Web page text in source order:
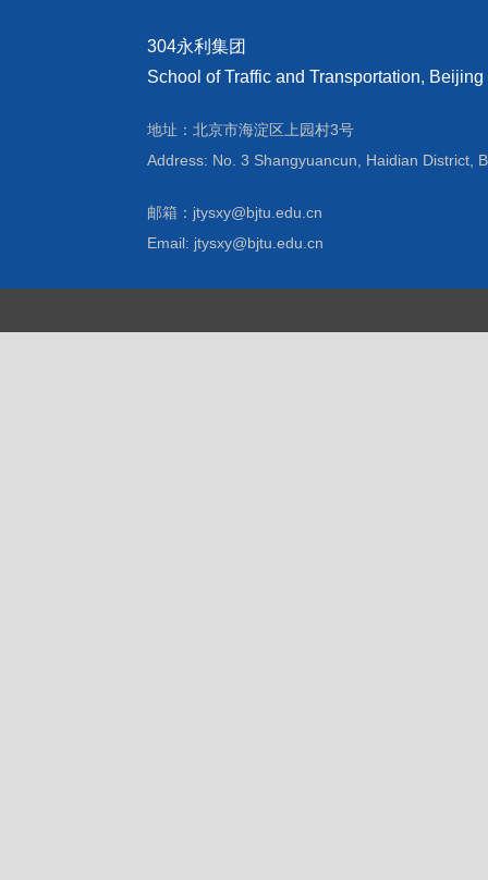
304永利集团
School of Traffic and Transportation,
地址：北京市海淀区上园村3号
Address: No. 3 Shangyuancun, Haidian District,
邮箱：jtysxy@bjtu.edu.cn
Email: jtysxy@bjtu.edu.cn